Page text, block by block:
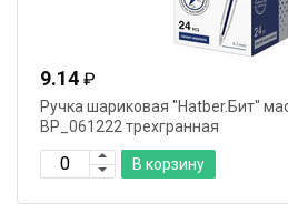
9.14 ₽
Ручка шариковая "Hatber.Бит"
ВР_061222 трехгранная
В корзину